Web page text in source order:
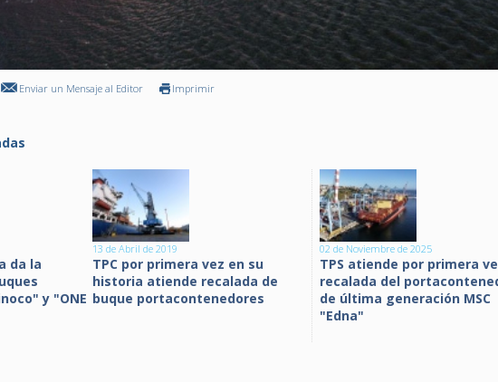
Enviar un Mensaje al Editor Imprimir
da la
y "ONE
13 de Abril de 2019
TPC por primera vez en su
historia atiende recalada de
buque portacontenedores
02 de Noviembre de 2025
TPS atiende por primera
recalada del
de última generación MSC
"Edna"